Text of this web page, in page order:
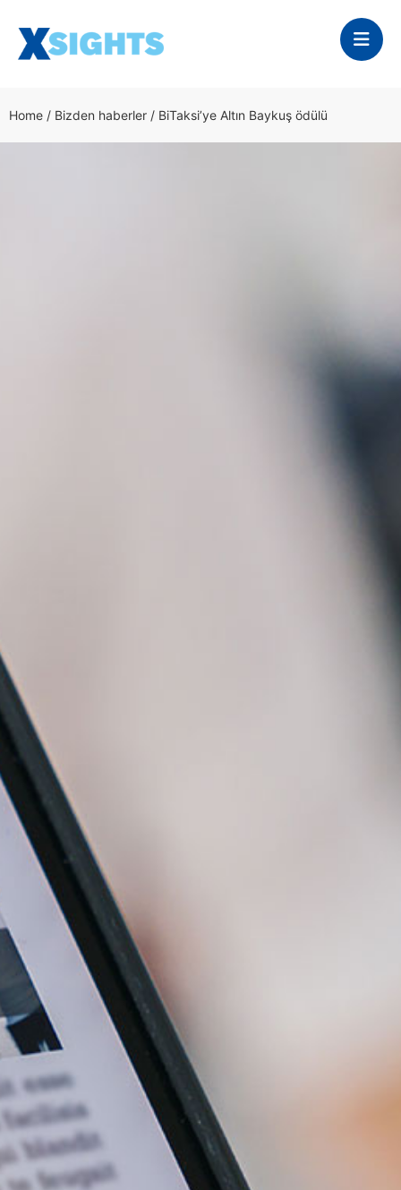
Home / Bizden haberler / BiTaksi’ye Altın Baykuş ödülü